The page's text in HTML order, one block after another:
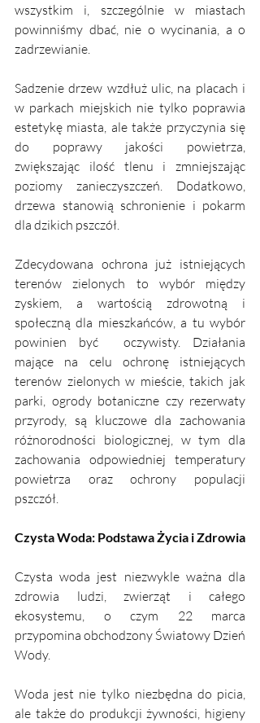
wszystkim i, szczególnie w miastach
powinniśmy dbać, nie o wycinania, a o
zadrzewianie.
Sadzenie drzew wzdłuż ulic, na placach i
w parkach miejskich nie tylko poprawia
estetykę miasta, ale także przyczynia się
do poprawy jakości powietrza,
zwiększając ilość tlenu i zmniejszając
poziomy zanieczyszczeń. Dodatkowo,
drzewa stanowią schronienie i pokarm
dla dzikich pszczół.
Zdecydowana ochrona już istniejących
terenów zielonych to wybór między
zyskiem, a wartością zdrowotną i
społeczną dla mieszkańców, a tu wybór
powinien być  oczywisty. Działania
mające na celu ochronę istniejących
terenów zielonych w mieście, takich jak
parki, ogrody botaniczne czy rezerwaty
przyrody, są kluczowe dla zachowania
różnorodności biologicznej, w tym dla
zachowania odpowiedniej temperatury
powietrza oraz ochrony populacji
pszczół.
Czysta Woda: Podstawa Życia i Zdrowia
Czysta woda jest niezwykle ważna dla
zdrowia ludzi, zwierząt i całego
ekosystemu, o czym 22 marca
przypomina obchodzony Światowy Dzień
Wody.
Woda jest nie tylko niezbędna do picia,
ale także do produkcji żywności, higieny